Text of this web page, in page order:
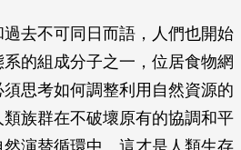
去不可同日而語，人們也開始
的組成分子之一，位居食物網
思考如何調整利用自然資源的
族群在不破壞原有的協調和平
演替循環中。這才是人類生存